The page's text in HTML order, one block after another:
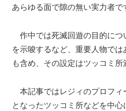
あらゆる面で隙の無い実力者で
作中では死滅回遊の目的に
を示唆するなど、重要人物で
も含め、その設定はツッコミ所
本記事ではレジィのプロフ
となったツッコミ所などを中